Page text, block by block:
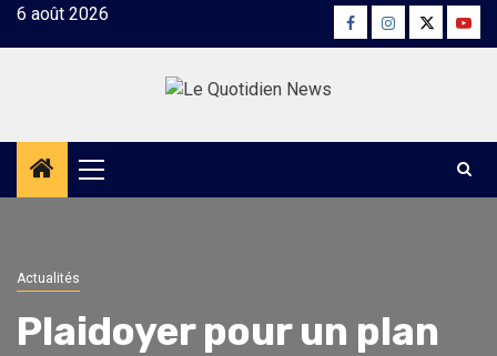
Skip6 août 2026 Facebook
Instagram
Twitter
Primary
Menu
Actualités
Plaidoyer pour un plan